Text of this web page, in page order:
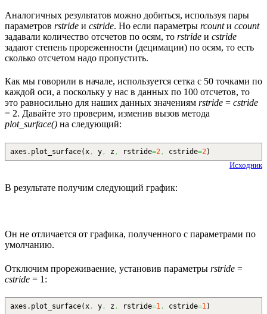
Аналогичных результатов можно добиться, используя пары
параметров rstride и cstride. Но если параметры rcountи ccount
задавали количество отсчетов по осям, то rstride и cstride
задают степень прореженности (децимации) по осям, то есть
сколько отсчетом надо пропустить.
Как мы говорили в начале, используется сетка с 50 точками по
каждой оси, а поскольку у нас в данных по 100 отсчетов, то
это равносильно для наших данных значениям rstride = cstride
= 2. Давайте это проверим, изменив вызов метода
plot_surface() на следующий:
axes. plot_surface( x , y , z , rstride=2 , cstride=2)
Исходник
В результате получим следующий график:
Он не отличается от графика, полученного с параметрами по
умолчанию.
Отключим прореживаение, установив параметры rstride =
cstride = 1:
axes. plot_surface(x, y, z , rstride=1, cstride=1)